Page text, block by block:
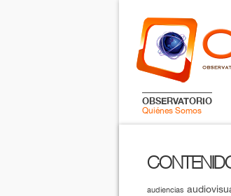
OBSERVATORIO
Quiénes Somos
audiencias